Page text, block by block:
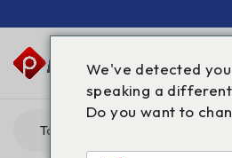
We've detected
speaking a
Do you want to